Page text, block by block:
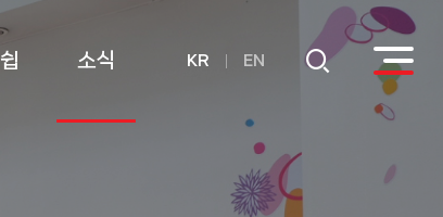
소식 KR EN